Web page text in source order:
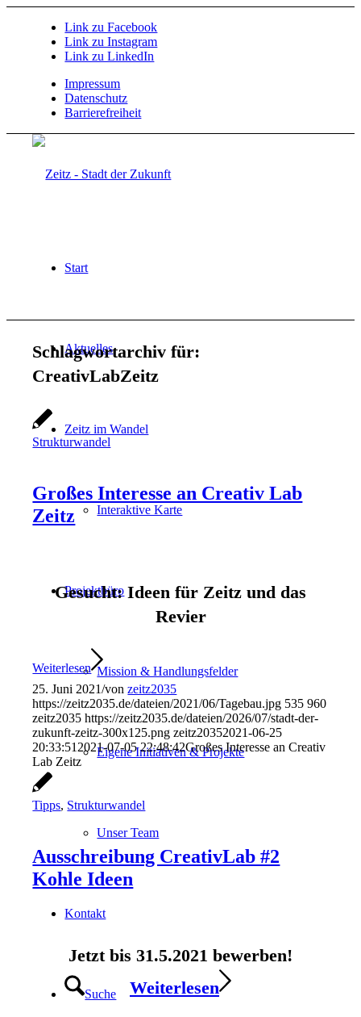
Link zu Facebook
Link zu Instagram
Link zu LinkedIn
Impressum
Datenschutz
Barrierefreiheit
Start
Aktuelles
Zeitz im Wandel
Interaktive Karte
Projektbüro
Mission & Handlungsfelder
Eigene Initiativen & Projekte
Unser Team
Kontakt
Suche
Schlagwortarchiv für:
CreativLabZeitz
Strukturwandel
Großes Interesse an Creativ Lab
Zeitz
Gesucht: Ideen für Zeitz und das
Revier
Weiterlesen
25. Juni 2021/vonzeitz2035
https://zeitz2035.de/dateien/2021/06/Tagebau.jpg 535 960
zeitz2035 https://zeitz2035.de/dateien/2026/07/stadt-der-
zukunft-zeitz-300x125.png zeitz20352021-06-25
20:33:51 2021-07-05 22:48:42Großes Interesse an Creativ
Lab Zeitz
Tipps, Strukturwandel
Ausschreibung CreativLab #2
Kohle Ideen
Jetzt bis 31.5.2021 bewerben!
Weiterlesen